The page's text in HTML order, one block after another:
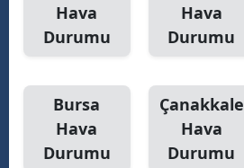
Hava
Durumu
Hava
Durumu
Bursa
Hava
Durumu
Çanakkale
Hava
Durumu